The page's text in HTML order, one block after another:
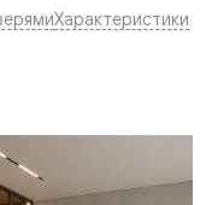
Характеристики